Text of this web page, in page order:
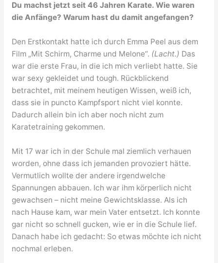
Du machst jetzt seit 46 Jahren Karate. Wie waren
die Anfänge? Warum hast du damit angefangen?
Den Erstkontakt hatte ich durch Emma Peel aus dem
Film „Mit Schirm, Charme und Melone“. (Lacht.) Das
war die erste Frau, in die ich mich verliebt hatte. Sie
war sexy gekleidet und tough. Rückblickend
betrachtet, mit meinem heutigen Wissen, weiß ich,
dass sie in puncto Kampfsport nicht viel konnte.
Dadurch allein bin ich aber noch nicht zum
Karatetraining gekommen.
Mit 17 war ich in der Schule mal ziemlich verhauen
worden, ohne dass ich jemanden provoziert hätte.
Vermutlich wollte der andere irgendwelche
Spannungen abbauen. Ich war ihm körperlich nicht
gewachsen – nicht meine Gewichtsklasse. Als ich
nach Hause kam, war mein Vater entsetzt. Ich konnte
gar nicht so schnell gucken, wie er in die Schule lief.
Danach habe ich gedacht: So etwas möchte ich nicht
nochmal erleben.